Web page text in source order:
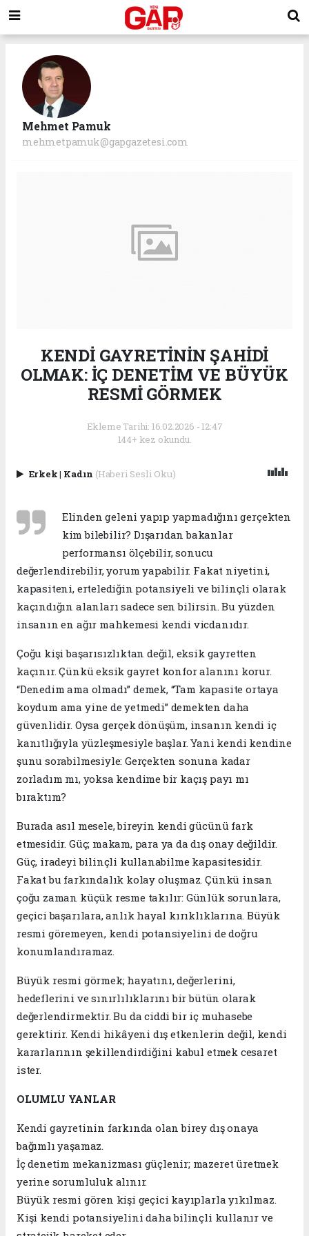
Mehmet Pamuk
mehmetpamuk@gapgazetesi.com
KENDİ GAYRETİNİN ŞAHİDİ
OLMAK: İÇ DENETİM VE BÜYÜK
RESMİ GÖRMEK
Ekleme Tarihi: 16.02.2026 - 12:47
144+ kez okundu.
Erkek| Kadın (Haberi Sesli Oku)
Elinden geleni yapıp yapmadığını gerçekten
kim bilebilir? Dışarıdan bakanlar
performansı ölçebilir, sonucu
değerlendirebilir, yorum yapabilir. Fakat niyetini,
kapasiteni, ertelediğin potansiyeli ve bilinçli olarak
kaçındığın alanları sadece sen bilirsin. Bu yüzden
insanın en ağır mahkemesi kendi vicdanıdır.
Çoğu kişi başarısızlıktan değil, eksik gayretten
kaçınır. Çünkü eksik gayret konfor alanını korur.
“Denedim ama olmadı” demek, “Tam kapasite ortaya
koydum ama yine de yetmedi” demekten daha
güvenlidir. Oysa gerçek dönüşüm, insanın kendi iç
kanıtlığıyla yüzleşmesiyle başlar. Yani kendi kendine
şunu sorabilmesiyle: Gerçekten sonuna kadar
zorladım mı, yoksa kendime bir kaçış payı mı
bıraktım?
Burada asıl mesele, bireyin kendi gücünü fark
etmesidir. Güç; makam, para ya da dış onay değildir.
Güç, iradeyi bilinçli kullanabilme kapasitesidir.
Fakat bu farkındalık kolay oluşmaz. Çünkü insan
çoğu zaman küçük resme takılır: Günlük sorunlara,
geçici başarılara, anlık hayal kırıklıklarına. Büyük
resmi göremeyen, kendi potansiyelini de doğru
konumlandıramaz.
Büyük resmi görmek; hayatını, değerlerini,
hedeflerini ve sınırlılıklarını bir bütün olarak
değerlendirmektir. Bu da ciddi bir iç muhasebe
gerektirir. Kendi hikâyeni dış etkenlerin değil, kendi
kararlarının şekillendirdiğini kabul etmek cesaret
ister.
OLUMLU YANLAR
Kendi gayretinin farkında olan birey dış onaya
bağımlı yaşamaz.
İç denetim mekanizması güçlenir; mazeret üretmek
yerine sorumluluk alınır.
Büyük resmi gören kişi geçici kayıplarla yıkılmaz.
Kişi kendi potansiyelini daha bilinçli kullanır ve